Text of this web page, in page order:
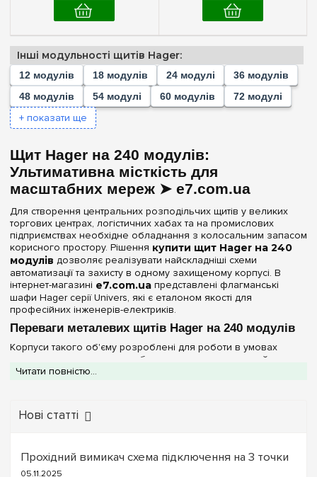
18(+16)
22 (+3)
24 (+23)
36
48
54(+7)
60(+9)
72(+12)
78(+2)
84(+3)
96(+2)
104(+2)
108(+2)
120(+4)
130(+2)
144(+6)
168(+2)
182(+2)
192(+2)
Комплектація клемами PE+N
Немає в комплекті(1)
У комплекті(1)
Метал(2)
Непрозора(2)
Серія
Univers(2)
Колір корпусу
Білий(2)
IP44(2)
Двері
Інші модульності щитів Hager:
12 модулів 18 модулів 24 модулі
36 модулів
48 модулів
54 модулі 60 модулів 72 модулі
+ показати ще
Щит Hager на 240 модулів:
Ультимативна місткість для
масштабних мереж ➤ e7.com.ua
Для створення центральних розподільчих щитів у великих
торгових центрах, логістичних хабах та на промислових
підприємствах необхідне обладнання з колосальним запасом
корисного простору. Рішення купити щит Hager на 240
модулів дозволяє реалізувати найскладніші схеми
автоматизації та захисту в одному захищеному корпусі. В
інтернет-магазині e7.com.ua представлені флагманські
шафи Hager серії Univers, які є еталоном якості для
професійних інженерів-електриків.
Переваги металевих щитів Hager на 240 модулів
Корпуси такого об'єму розроблені для роботи в умовах
високих навантажень та забезпечують максимальний
комфорт при монтажі:
майстернях та технічних зонах, де потрібен захист від
підвищену жорсткість. Це критично важливо, оскільки
сумарна вага модульного обладнання на 240 позицій
створює серйозне навантаження на несучі елементи.
Читати повністю...
Нові статті
Прохідний вимикач схема підключення на 3 точки
05.11.2025